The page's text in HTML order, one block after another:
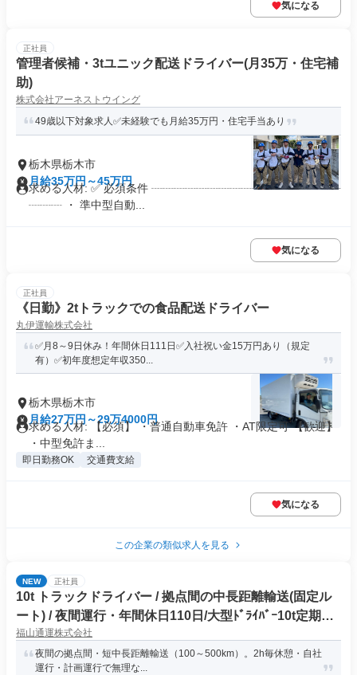
気になる
正社員
管理者候補・3tユニック配送ドライバー(月35万・住宅補
助)
株式会社アーネストウイング
49歳以下対象求人✅未経験でも月給35万円・住宅手当あり
栃木県栃木市
月給35万円～45万円
求める人材: ✅ 必須条件 ┈┈┈┈┈┈┈┈┈┈┈┈┈┈┈┈┈
┈┈┈ ・ 準中型自動...
気になる
正社員
《日勤》2tトラックでの食品配送ドライバー
丸伊運輸株式会社
✅月8～9日休み！年間休日111日✅入社祝い金15万円あり（規定
有）✅初年度想定年収350...
栃木県栃木市
月給27万円～29万4000円
求める人材: 【必須】 ・普通自動車免許 ・AT限定可 【歓迎】
・中型免許ま...
即日勤務OK 交通費支給
気になる
この企業の類似求人を見る
NEW 正社員
10t トラックドライバー / 拠点間の中長距離輸送(固定ル
ート) / 夜間運行・年間休日110日/大型ﾄﾞﾗｲﾊﾞｰ10t定期夜
間幹線便(正社員)
福山通運株式会社
夜間の拠点間・短中長距離輸送（100～500km）。2h毎休憩・自社
運行・計画運行で無理な...